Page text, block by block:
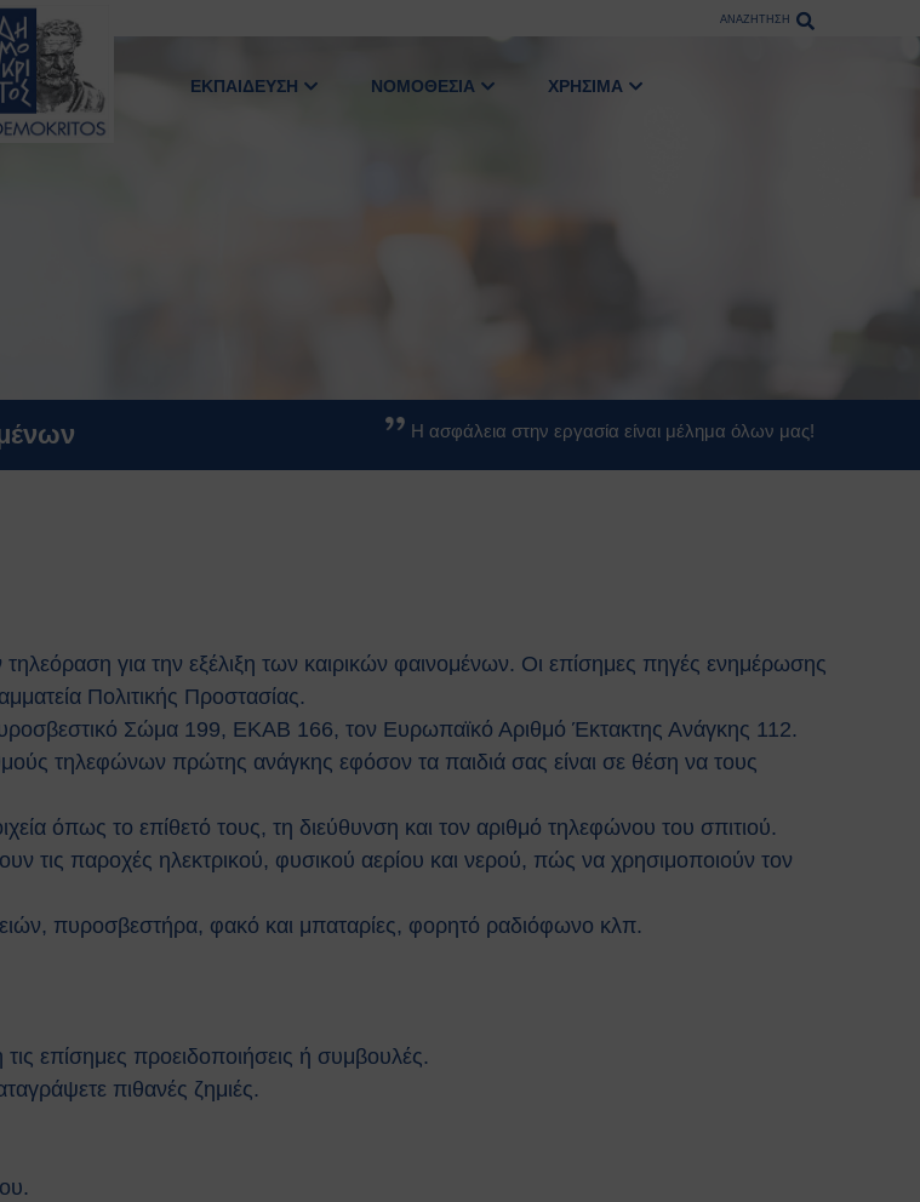
ΑΝΑΖΗΤΗΣΗ
ΕΚΠΑΙΔΕΥΣΗ ΝΟΜΟΘΕΣΙΑ ΧΡΗΣΙΜΑ
Η ασφάλεια στην εργασία είναι μέλημα όλων μας!
για την εξέλιξη των καιρικών φαινομένων. Οι επίσημες πηγές ενημέρωσης
Πολιτικής Προστασίας.
Σώμα 199, ΕΚΑΒ 166, τον Ευρωπαϊκό Αριθμό Έκτακτης Ανάγκης 112.
τηλεφώνων πρώτης ανάγκης εφόσον τα παιδιά σας είναι σε θέση να τους
όπως το επίθετό τους, τη διεύθυνση και τον αριθμό τηλεφώνου του σπιτιού.
τις παροχές ηλεκτρικού, φυσικού αερίου και νερού, πώς να χρησιμοποιούν τον
πυροσβεστήρα, φακό και μπαταρίες, φορητό ραδιόφωνο κλπ.
επίσημες προειδοποιήσεις ή συμβουλές.
πιθανές ζημιές.